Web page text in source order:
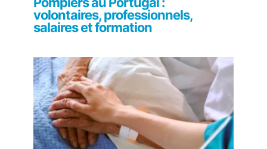
volontaires, professionnels,
salaires et formation